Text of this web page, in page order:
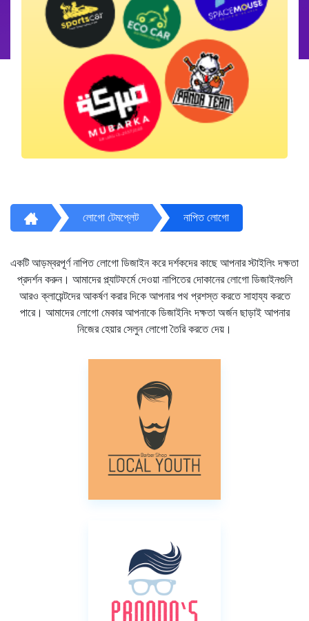
লোগো টেমপ্লেট নাপিত লোগো
একটি আড়ম্বরপূর্ণ নাপিত লোগো ডিজাইন করে দর্শকদের কাছে আপনার স্টাইলিং দক্ষতা
প্রদর্শন করুন। আমাদের প্ল্যাটফর্মে দেওয়া নাপিতের দোকানের লোগো ডিজাইনগুলি
আরও ক্লায়েন্টদের আকর্ষণ করার দিকে আপনার পথ প্রশস্ত করতে সাহায্য করতে
পারে। আমাদের লোগো মেকার আপনাকে ডিজাইনিং দক্ষতা অর্জন ছাড়াই আপনার
নিজের হেয়ার সেলুন লোগো তৈরি করতে দেয়।